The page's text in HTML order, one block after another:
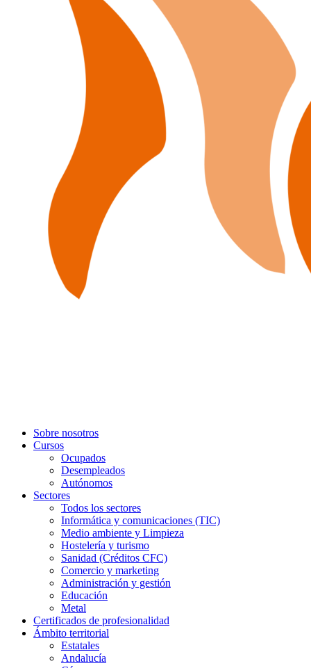
Sobre nosotros
Cursos
Ocupados
Desempleados
Autónomos
Sectores
Todos los sectores
Informática y comunicaciones (TIC)
Medio ambiente y Limpieza
Hostelería y turismo
Sanidad (Créditos CFC)
Comercio y marketing
Administración y gestión
Educación
Metal
Certificados de profesionalidad
Ámbito territorial
Estatales
Andalucía